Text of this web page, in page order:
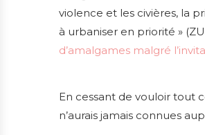
violence et les civières, la
à urbaniser en priorité »
d’amalgames malgré
En cessant de vouloir tout
n’aurais jamais connues